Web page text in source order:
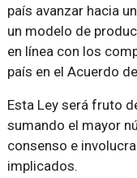
país avanzar hacia
un modelo de
en línea con los
país en el Acuerdo
Esta Ley será fruto
sumando el mayor
consenso e
implicados.